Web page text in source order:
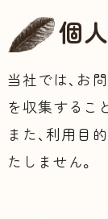
個
当社では、お
を収集するこ
また、利用目
たしません。